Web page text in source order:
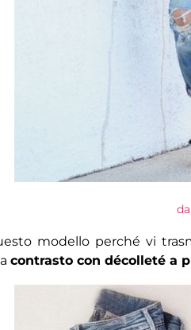
modello perché vi
contrasto con décolleté a